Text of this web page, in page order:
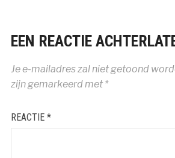
EEN REACTIE
Je e-mailadres zal niet getoond
zijn gemarkeerd met *
REACTIE *